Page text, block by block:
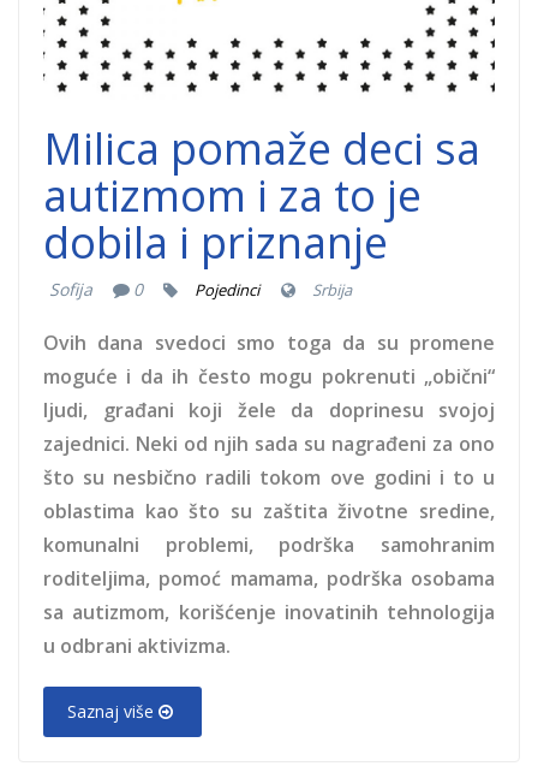
Milica pomaže deci sa
autizmom i za to je
dobila i priznanje
Sofija 0 Pojedinci Srbija
Ovih dana svedoci smo toga da su promene
moguće i da ih često mogu pokrenuti „obični“
ljudi, građani koji žele da doprinesu svojoj
zajednici. Neki od njih sada su nagrađeni za ono
što su nesbično radili tokom ove godini i to u
oblastima kao što su zaštita životne sredine,
komunalni problemi, podrška samohranim
roditeljima, pomoć mamama, podrška osobama
sa autizmom, korišćenje inovatinih tehnologija
u odbrani aktivizma.
Saznaj više